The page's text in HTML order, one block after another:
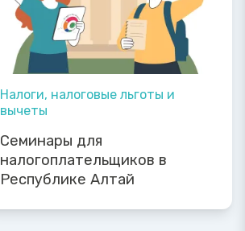
Налоги, налоговые льготы и
вычеты
Семинары для
налогоплательщиков в
Республике Алтай